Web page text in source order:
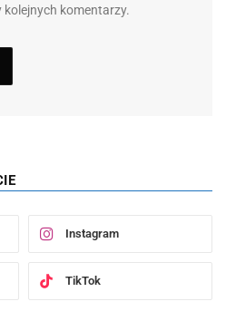
komentarzy.
Instagram
TikTok